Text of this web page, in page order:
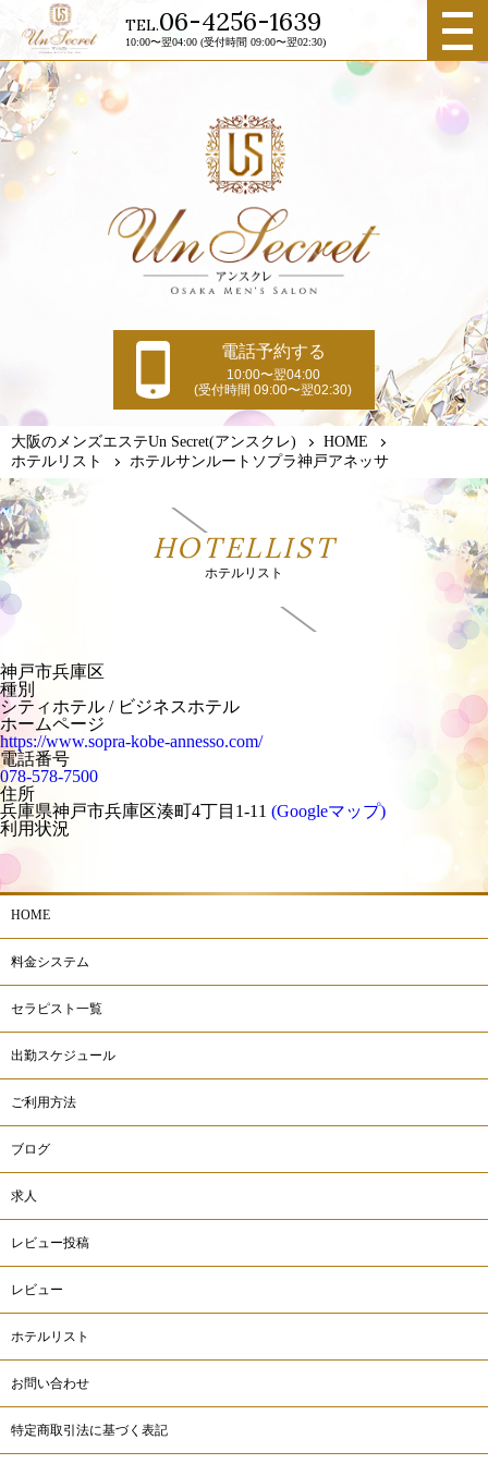
TEL.06-4256-1639
10:00〜翌04:00 (受付時間 09:00〜翌02:30)
メニュ
ー
電話予約する
10:00〜翌04:00
(受付時間 09:00〜翌02:30)
大阪のメンズエステUn Secret(アンスクレ)
HOME
ホテルリスト
ホテルサンルートソプラ神戸アネッサ
HOTELLIST
ホテルリスト
神戸市兵庫区
種別
シティホテル / ビジネスホテル
ホームページ
https://www.sopra-kobe-annesso.com/
電話番号
078-578-7500
住所
兵庫県神戸市兵庫区湊町4丁目1-11 (Googleマップ)
利用状況
HOME
料金システム
セラピスト一覧
出勤スケジュール
ご利用方法
ブログ
求人
レビュー投稿
レビュー
ホテルリスト
お問い合わせ
特定商取引法に基づく表記